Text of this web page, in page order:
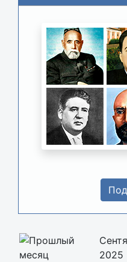
2025